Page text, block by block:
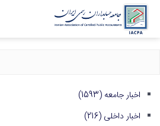
اخبار جامعه (1593)
اخبار داخلی (216)